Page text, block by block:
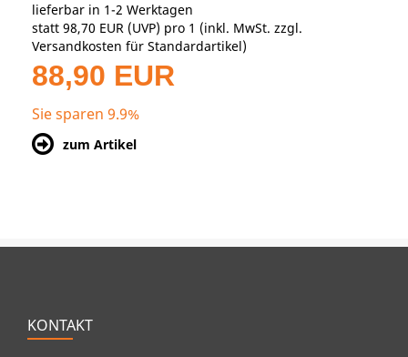
lieferbar in 1-2 Werktagen
statt 98,70 EUR (UVP) pro 1 (inkl. MwSt. zzgl.
Versandkosten für Standardartikel)
88,90 EUR
Sie sparen 9.9%
zum Artikel
KONTAKT